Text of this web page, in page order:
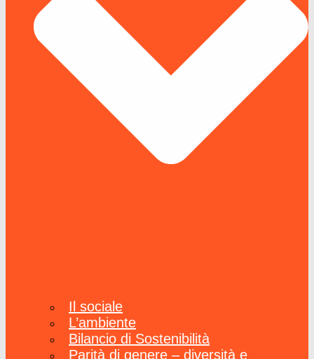
Il sociale
L’ambiente
Bilancio di Sostenibilità
Parità di genere – diversità e